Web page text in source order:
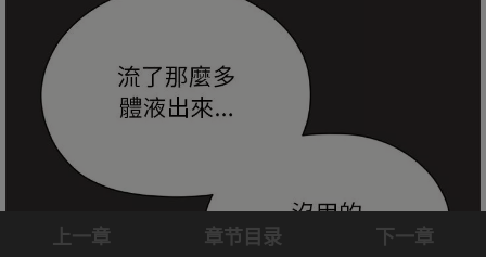
上一章 章节目录 下一章